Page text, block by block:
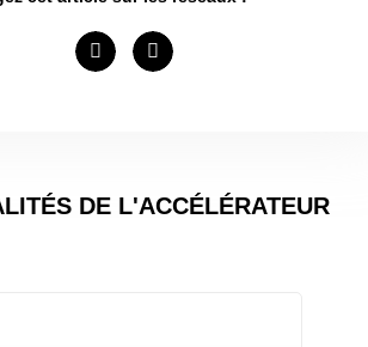
DE L'ACCÉLÉRATEUR